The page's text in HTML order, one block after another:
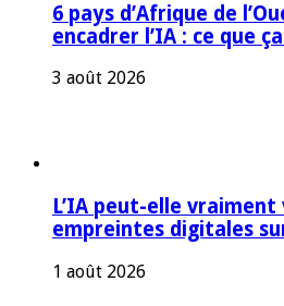
6 pays d’Afrique de
encadrer l’IA : ce que
3 août 2026
L’IA peut-elle
empreintes digitales
1 août 2026